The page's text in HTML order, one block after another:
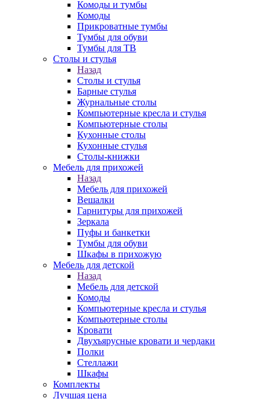
Комоды и тумбы
Комоды
Прикроватные тумбы
Тумбы для обуви
Тумбы для ТВ
Столы и стулья
Назад
Столы и стулья
Барные стулья
Журнальные столы
Компьютерные кресла и стулья
Компьютерные столы
Кухонные столы
Кухонные стулья
Столы-книжки
Мебель для прихожей
Назад
Мебель для прихожей
Вешалки
Гарнитуры для прихожей
Зеркала
Пуфы и банкетки
Тумбы для обуви
Шкафы в прихожую
Мебель для детской
Назад
Мебель для детской
Комоды
Компьютерные кресла и стулья
Компьютерные столы
Кровати
Двухъярусные кровати и чердаки
Полки
Стеллажи
Шкафы
Комплекты
Лучшая цена